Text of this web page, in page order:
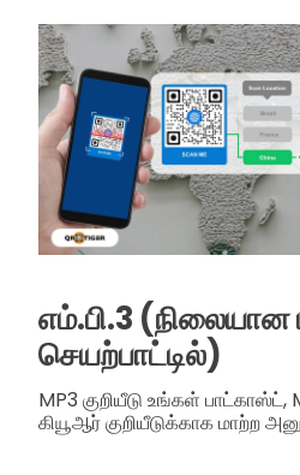
எம்.பி.3 (நிலையான
செயற்பாட்டில்)
MP3 குறியீடு உங்கள் பாட்காஸ்ட்,
கியூஆர் குறியீடுக்காக மாற்ற